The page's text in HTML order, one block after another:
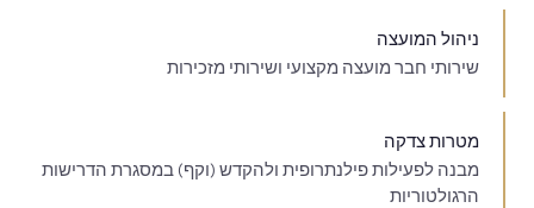
ניהול המועצה
שירותי חבר מועצה מקצועי ושירותי מזכירות
מטרות צדקה
מבנה לפעילות פילנתרופית ולהקדש (וקף) במסגרת הדרישות
הרגולטוריות